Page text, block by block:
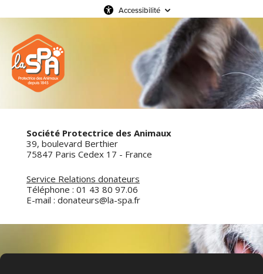
Accessibilité
Société Protectrice des Animaux
39, boulevard Berthier
75847 Paris Cedex 17 - France
Service Relations donateurs
Téléphone : 01 43 80 97.06
E-mail : donateurs@la-spa.fr